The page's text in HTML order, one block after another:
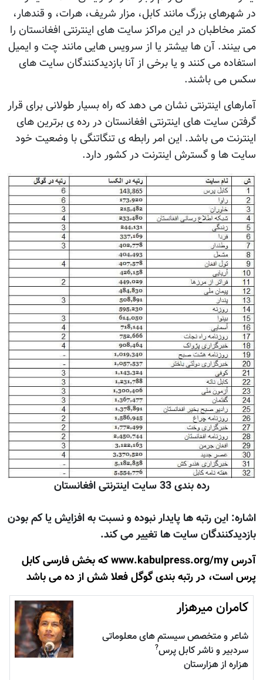
در شهرهای بزرگ مانند کابل، مزار شريف، هرات، و قندهار،
کمتر مخاطبان در اين مراکز سايت های اينترنتی افغانستان را
می بينند. آن ها بيشتر يا از سرويس هايی مانند چت و ايميل
استفاده می کنند و يا برخی از آنا بازديدکنندگان سايت های
سکس می باشند.
آمارهای اينترنتی نشان می دهد که راه بسيار طولانی برای قرار
گرفتن سايت های اينترنتی افغانستان در رده ی برترين های
اينترنت می باشد. اين امر رابطه ی تنگاتنگی با وضعيت خود
سايت ها و گسترش اينترنت در کشور دارد.
رده بندی 33 سایت اينترنتی افغانستان
اشاره: اين رتبه ها پايدار نبوده و نسبت به افزايش يا کم بودن
بازديدکنندگان سايت ها تغيير می کند.
آدرس www.kabulpress.org/my که بخش فارسی کابل
پرس است، در رتبه بندی گوگل فعلا شش از ده می باشد
کامران میرهزار
شاعر و متخصص سیستم های معلوماتی
سردبیر و ناشر کابل پرس?
هزاره از هزارستان